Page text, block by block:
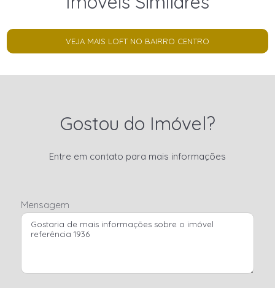
VEJA MAIS LOFT NO BAIRRO CENTRO
Gostou do Imóvel?
Entre em contato para mais informações
Mensagem